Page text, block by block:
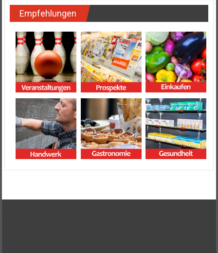
Empfehlungen